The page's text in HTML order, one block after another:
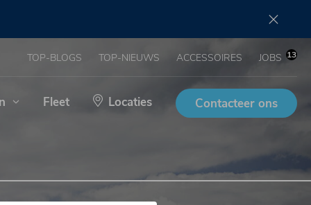
TOP-BLOGS TOP-NIEUWS ACCESSOIRES JOBS 13
Fleet Locaties Contacteer ons